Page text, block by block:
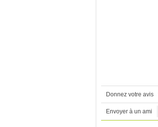
Donnez votre avis
Envoyer à un ami